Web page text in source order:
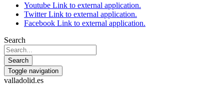
Youtube Link to external application.
TwitterLink to external application.
Facebook Link to external application.
Search
Search
Toggle navigation
valladolid.es